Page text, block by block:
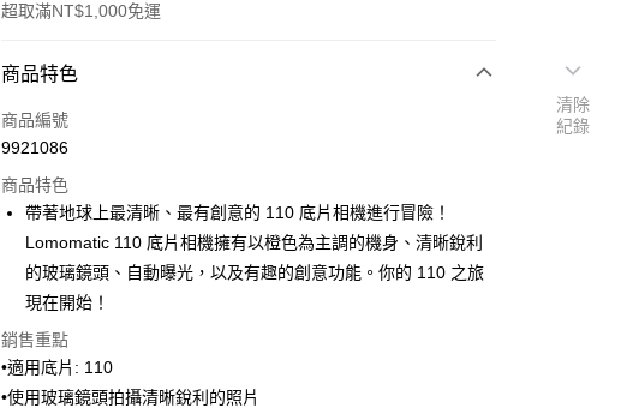
超取滿NT$1,000免運
付款方式
信用卡一次付款
3 期 0 利率 每期 NT$1,660 21家銀行
合作金庫商業銀行
第一商業銀行
華南商業銀行
彰化商業銀行
國泰世華商業銀行
臺灣中小企業銀行
匯豐（台灣）商業銀行
聯邦商業銀行
6 期 0 利率 每期NT$830 21家銀行
合作金庫商業銀行
第一商業銀行
華南商業銀行
國泰世華商業銀行
臺灣中小企業銀行
匯豐（台灣）商業銀行
LINE Pay
ATM付款
商品特色
商品編號
9921086
商品特色
帶著地球上最清晰、最有創意的 110 底片相機進行冒險！
Lomomatic 110 底片相機擁有以橙色為主調的機身、清晰銳利
的玻璃鏡頭、自動曝光，以及有趣的創意功能。你的 110 之旅
現在開始！
銷售重點
•適用底片: 110
•使用玻璃鏡頭拍攝清晰銳利的照片
清除
紀錄